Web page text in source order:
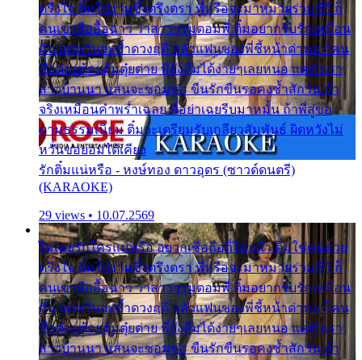
ตรึงใจ ติ๋มใช่งามซึ้งตรึงตรา พี่หรือจะมาหมายร่วมชีวี ก็
คนเขาลืออื้อฉาว ว่าสาวๆรุมตอมพี่ ติ๋มอยากรับรักเหมือน
กัน แต่หวั่นจะช้ำดวงฤดี กลัวแฟนของพี่ชี้หน้าด่าทอ ก็คน
ชื่อต๋อยต้อยตุ้มตุ๋ยต่าย พี่ยังลืมได้ง่ายๆเลยหนอ แค่ตัวเรา
สาวบ้านนา แสนจะซอมซ่อ ขืนรักขืนรอคงช้ำสักวัน ถ้า
จริงเหมือนคำพร่ำเฉลย พี่อย่าเฉยรีบมาหมั้น ถ้าพี่สู่ขอ
ตามธรรมเนียม ติ๋มจะเตรียมรับเกลียวสัมพันธ์ ผิดหวังไม่
หวั่นขอยอมได้เคียง
รักติ๋มแน่หรือ - หงษ์ทอง ดาวอุดร (ซาวด์ดนตรี)
(KARAOKE)
29 views • 10.07.2569
ไม่เคยรักใครแน่หรือ อยากเชื่อถือก็ไม่กล้า ติ๋มใช่คนสวย
ตรึงใจ ติ๋มใช่งามซึ้งตรึงตรา พี่หรือจะมาหมายร่วมชีวี ก็
คนเขาลืออื้อฉาว ว่าสาวๆรุมตอมพี่ ติ๋มอยากรับรักเหมือน
กัน แต่หวั่นจะช้ำดวงฤดี กลัวแฟนของพี่ชี้หน้าด่าทอ ก็คน
ชื่อต๋อยต้อยตุ้มตุ๋ยต่าย พี่ยังลืมได้ง่ายๆเลยหนอ แค่ตัวเรา
สาวบ้านนา แสนจะซอมซ่อ ขืนรักขืนรอคงช้ำสักวัน ถ้า